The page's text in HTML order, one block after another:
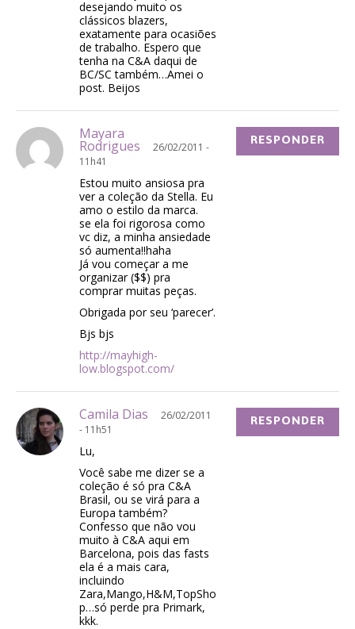
desejando muito os
clássicos blazers,
exatamente para ocasiões
de trabalho. Espero que
tenha na C&A daqui de
BC/SC também…Amei o
post. Beijos
Mayara
Rodrigues
26/02/2011 -
11h41
Estou muito ansiosa pra
ver a coleção da Stella. Eu
amo o estilo da marca.
se ela foi rigorosa como
vc diz, a minha ansiedade
só aumenta!!haha
Já vou começar a me
organizar ($$) pra
comprar muitas peças.
Obrigada por seu ‘parecer’.
Bjs bjs
http://mayhigh-
low.blogspot.com/
RESPONDER
Camila Dias
26/02/2011
- 11h51
Lu,
Você sabe me dizer se a
coleção é só pra C&A
Brasil, ou se virá para a
Europa também?
Confesso que não vou
muito à C&A aqui em
Barcelona, pois das fasts
ela é a mais cara,
incluindo
Zara,Mango,H&M,TopSho
p…só perde pra Primark,
kkk.
RESPONDER